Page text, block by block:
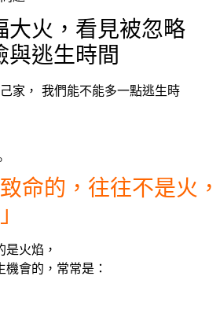
大火，看見被忽略
與逃生時間
家， 我們能不能多一點逃生時
命的，往往不是火，
火焰，
會的，常常是：